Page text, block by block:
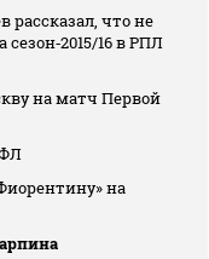
рассказал, что не
16 в РПЛ
на матч Первой
на